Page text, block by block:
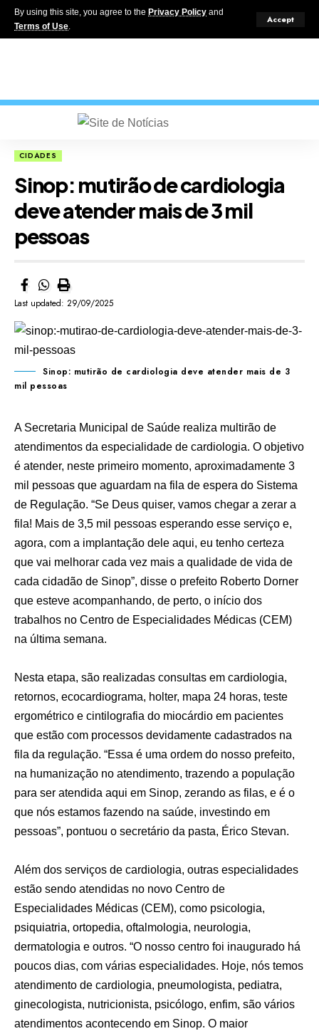
By using this site, you agree to the Privacy Policy and
Terms of Use.
Accept
CIDADES
Sinop: mutirão de cardiologia
deve atender mais de 3 mil
pessoas
Last updated: 29/09/2025
Sinop: mutirão de cardiologia deve atender mais de 3
mil pessoas
A Secretaria Municipal de Saúde realiza multirão de
atendimentos da especialidade de cardiologia. O objetivo
é atender, neste primeiro momento, aproximadamente 3
mil pessoas que aguardam na fila de espera do Sistema
de Regulação. “Se Deus quiser, vamos chegar a zerar a
fila! Mais de 3,5 mil pessoas esperando esse serviço e,
agora, com a implantação dele aqui, eu tenho certeza
que vai melhorar cada vez mais a qualidade de vida de
cada cidadão de Sinop”, disse o prefeito Roberto Dorner
que esteve acompanhando, de perto, o início dos
trabalhos no Centro de Especialidades Médicas (CEM)
na última semana.
Nesta etapa, são realizadas consultas em cardiologia,
retornos, ecocardiograma, holter, mapa 24 horas, teste
ergométrico e cintilografia do miocárdio em pacientes
que estão com processos devidamente cadastrados na
fila da regulação. “Essa é uma ordem do nosso prefeito,
na humanização no atendimento, trazendo a população
para ser atendida aqui em Sinop, zerando as filas, e é o
que nós estamos fazendo na saúde, investindo em
pessoas”, pontuou o secretário da pasta, Érico Stevan.
Além dos serviços de cardiologia, outras especialidades
estão sendo atendidas no novo Centro de
Especialidades Médicas (CEM), como psicologia,
psiquiatria, ortopedia, oftalmologia, neurologia,
dermatologia e outros. “O nosso centro foi inaugurado há
poucos dias, com várias especialidades. Hoje, nós temos
atendimento de cardiologia, pneumologista, pediatra,
ginecologista, nutricionista, psicólogo, enfim, são vários
atendimentos acontecendo em Sinop. O maior